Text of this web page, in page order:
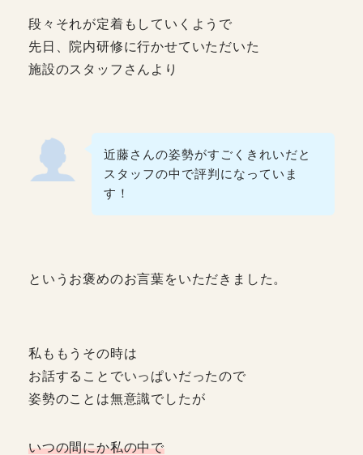
段々それが定着もしていくようで
先日、院内研修に行かせていただいた
施設のスタッフさんより
近藤さんの姿勢がすごくきれいだと
スタッフの中で評判になっていま
す！
というお褒めのお言葉をいただきました。
私ももうその時は
お話することでいっぱいだったので
姿勢のことは無意識でしたが
いつの間にか私の中で